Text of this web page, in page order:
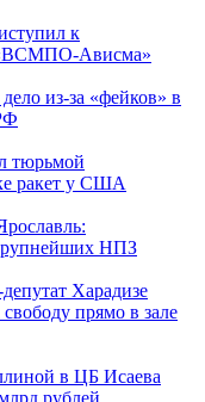
к
«ВСМПО-Ависма»
из-за «фейков» в
тюрьмой
ракет у США
НПЗ
Харадизе
прямо в зале
в ЦБ Исаева
рублей